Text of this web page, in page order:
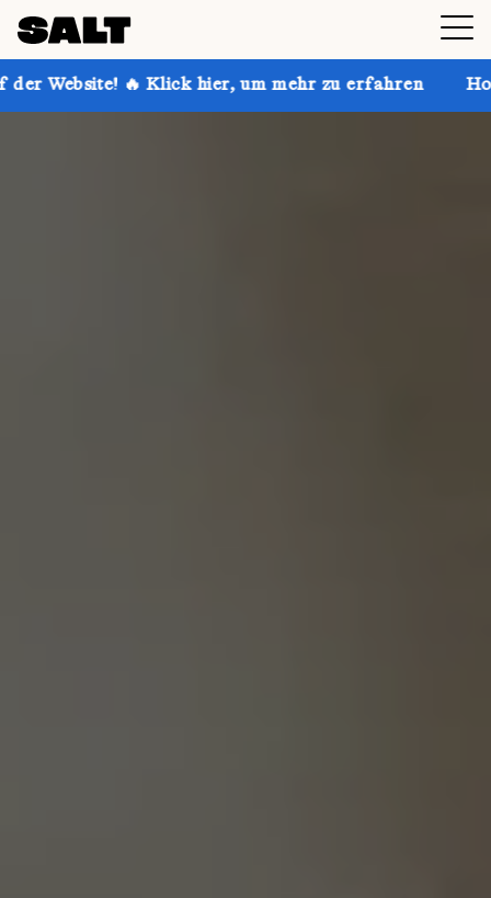
hier, um mehr zu erfahren Hol dir bis zu 30 %